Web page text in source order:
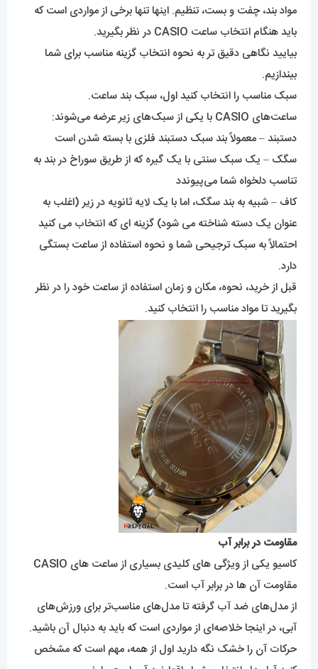
مواد بند، چفت و بست، تنظیم. اینها تنها برخی از مواردی است که
باید هنگام انتخاب ساعت CASIO در نظر بگیرید.
بیایید نگاهی دقیق تر به نحوه انتخاب گزینه مناسب برای شما
بیندازیم.
سبک مناسب را انتخاب کنید اول، سبک بند ساعت.
ساعت‌های CASIO با یکی از سبک‌های زیر عرضه می‌شوند:
دستبند – معمولاً بند سبک دستبند فلزی با بسته شدن است
سگک – یک سبک سنتی با یک گیره که از طریق سوراخ در بند به
تناسب دلخواه شما می‌پیوندد
کاف – شبیه به بند سگک، اما با یک لایه ثانویه در زیر (اغلب به
عنوان یک دسته شناخته می شود) گزینه ای که انتخاب می کنید
احتمالاً به سبک ترجیحی شما و نحوه استفاده از ساعت بستگی
دارد.
قبل از خرید، نحوه، مکان و زمان استفاده از ساعت خود را در نظر
بگیرید تا مواد مناسب را انتخاب کنید.
مقاومت در برابر آب
کاسیو
یکی از ویژگی های کلیدی بسیاری از ساعت های CASIO
مقاومت آن ها در برابر آب است.
از مدل‌های ضد آب گرفته تا مدل‌های مناسب‌تر برای ورزش‌های
آبی، در اینجا خلاصه‌ای از مواردی است که باید به دنبال آن باشید.
حرکات آن را خشک نگه دارید اول از همه، مهم است که مشخص